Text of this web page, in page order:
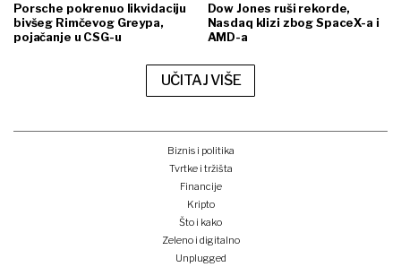
Porsche pokrenuo likvidaciju
bivšeg Rimčevog Greypa,
pojačanje u CSG-u
Dow Jones ruši rekorde,
Nasdaq klizi zbog SpaceX-a i
AMD-a
UČITAJ VIŠE
Biznis i politika
Tvrtke i tržišta
Financije
Kripto
Što i kako
Zeleno i digitalno
Unplugged